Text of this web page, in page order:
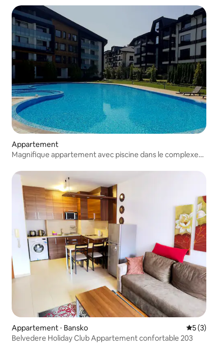
Appartement
Magnifique appartement avec piscine dans le complexe
Appartement ⋅ Bansko
5 (3)
Belvedere Holiday Club Appartement confortable 203